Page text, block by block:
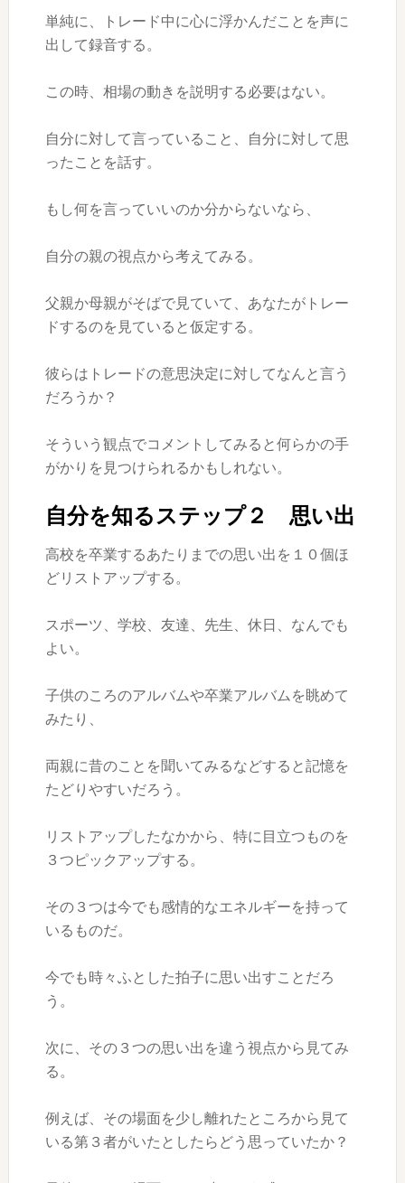
単純に、トレード中に心に浮かんだことを声に
出して録音する。
この時、相場の動きを説明する必要はない。
自分に対して言っていること、自分に対して思
ったことを話す。
もし何を言っていいのか分からないなら、
自分の親の視点から考えてみる。
父親か母親がそばで見ていて、あなたがトレー
ドするのを見ていると仮定する。
彼らはトレードの意思決定に対してなんと言う
だろうか？
そういう観点でコメントしてみると何らかの手
がかりを見つけられるかもしれない。
自分を知るステップ２ 思い出
高校を卒業するあたりまでの思い出を１０個ほ
どリストアップする。
スポーツ、学校、友達、先生、休日、なんでも
よい。
子供のころのアルバムや卒業アルバムを眺めて
みたり、
両親に昔のことを聞いてみるなどすると記憶を
たどりやすいだろう。
リストアップしたなかから、特に目立つものを
３つピックアップする。
その３つは今でも感情的なエネルギーを持って
いるものだ。
今でも時々ふとした拍子に思い出すことだろ
う。
次に、その３つの思い出を違う視点から見てみ
る。
例えば、その場面を少し離れたところから見て
いる第３者がいたとしたらどう思っていたか？